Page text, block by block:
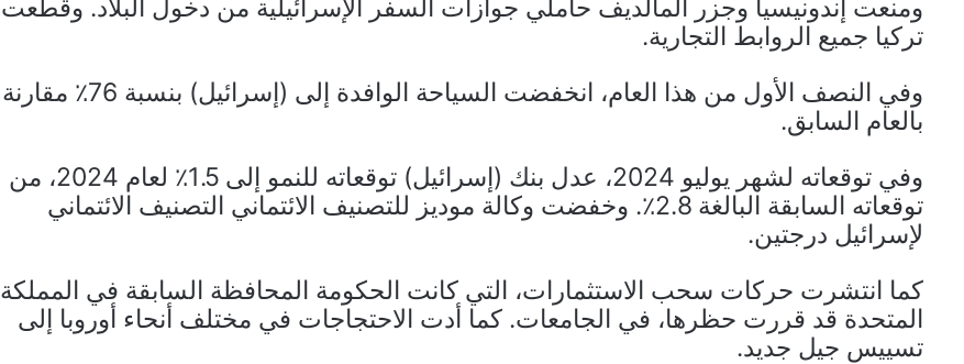
ومنعت إندونيسيا وجزر المالديف حاملي جوازات السفر الإسرائيلية من دخول البلاد. وقطعت
تركيا جميع الروابط التجارية.
وفي النصف الأول من هذا العام، انخفضت السياحة الوافدة إلى (إسرائيل) بنسبة 76٪ مقارنة
بالعام السابق.
وفي توقعاته لشهر يوليو 2024، عدل بنك (إسرائيل) توقعاته للنمو إلى 1.5٪ لعام 2024، من
توقعاته السابقة البالغة 2.8٪. وخفضت وكالة موديز للتصنيف الائتماني التصنيف الائتماني
لإسرائيل درجتين.
كما انتشرت حركات سحب الاستثمارات، التي كانت الحكومة المحافظة السابقة في المملكة
المتحدة قد قررت حظرها، في الجامعات. كما أدت الاحتجاجات في مختلف أنحاء أوروبا إلى
تسييس جيل جديد.